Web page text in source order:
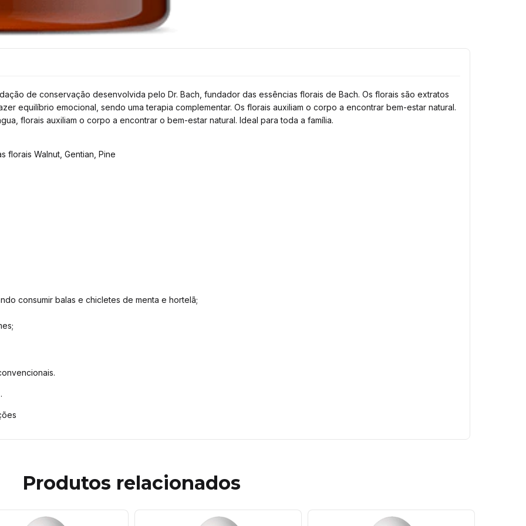
de conservação desenvolvida pelo Dr. Bach, fundador das essências florais de Bach. Os florais são extratos
equilíbrio emocional, sendo uma terapia complementar. Os florais auxiliam o corpo a encontrar bem-estar natural.
florais auxiliam o corpo a encontrar o bem-estar natural. Ideal para toda a família.
florais Walnut, Gentian, Pine
consumir balas e chicletes de menta e hortelã;
Produtos relacionados